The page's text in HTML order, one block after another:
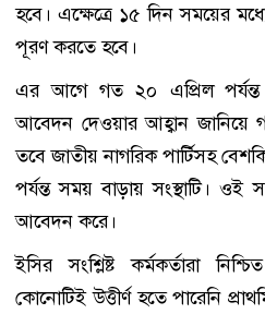
হবে। এক্ষেত্রে ১৫ দিন সময়ের
পূরণ করতে হবে।
এর আগে গত ২০ এপ্রিল পর্যন্ত
আবেদন দেওয়ার আহ্বান জানিয়ে
তবে জাতীয় নাগরিক পার্টিসহ
পর্যন্ত সময় বাড়ায় সংস্থাটি।
আবেদন করে।
ইসির সংশ্লিষ্ট কর্মকর্তারা
কোনোটিই উত্তীর্ণ হতে পারেনি